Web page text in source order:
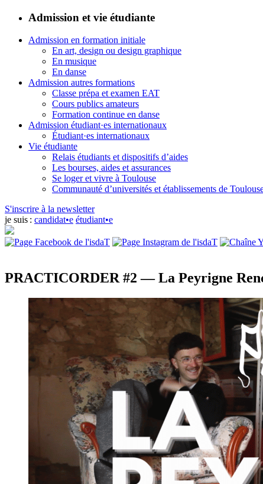
Admission et vie étudiante
Admission en formation initiale
En art, design ou design graphique
En musique
En danse
Admission autres formations
Classe prépa et examen EAT
Cours publics amateurs
Formation continue en danse
Admission étudiant·es internationaux
Étudiant·es internationaux
Vie étudiante
Relais étudiants et dispositifs d’aides
Les bourses, aides et assurances
Se loger et vivre à Toulouse
Communauté d’universités et établissements de
S'inscrire à la newsletter
je suis : candidat•e étudiant•e
PRACTICORDER #2 — La Peyrigne